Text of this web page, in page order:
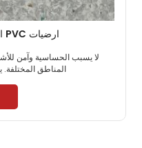
ارضيات PVC ارضيات صناعة الفينيل
لا يسبب الحساسية وآمن
المناطق المختلفة.